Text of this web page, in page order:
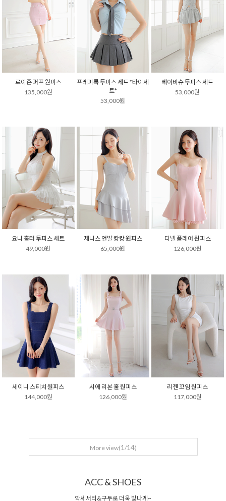
로이즌 퍼프 원피스
135,000원
프레피룩 투피스 세트 *타이세
트*
53,000원
베이비슈 투피스 세트
53,000원
요니 홀터 투피스 세트
49,000원
제니스 언발 캉캉 원피스
65,000원
디넬 플레어 원피스
126,000원
세이니 스티치 원피스
144,000원
시에 리본 훌 원피스
126,000원
리젠 꼬임 원피스
117,000원
More view(1 /14)
ACC & SHOES
악세서리&구두로 더욱 빛나게~